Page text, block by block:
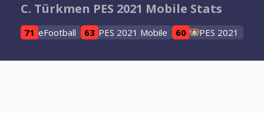
C. Türkmen PES 2021 Mobile Stats
71 eFootball 63 PES 2021 Mobile 60 PES 2021